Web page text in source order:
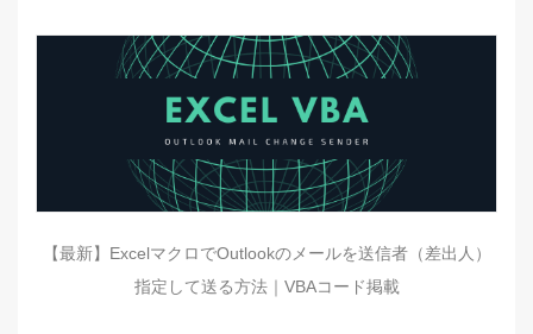
【最新】ExcelマクロでOutlookのメールを送信者（差出人）
指定して送る方法｜VBAコード掲載